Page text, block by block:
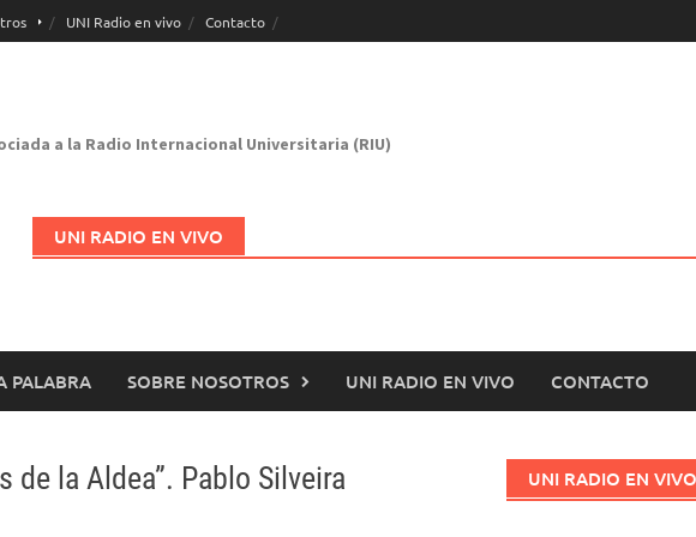
UNI Radio en vivo Contacto
a la Radio Internacional Universitaria (RIU)
UNI RADIO EN VIVO
PALABRA SOBRE NOSOTROS UNI RADIO EN VIVO CONTACTO
de la Aldea”. Pablo Silveira
UNI RADIO EN VIVO